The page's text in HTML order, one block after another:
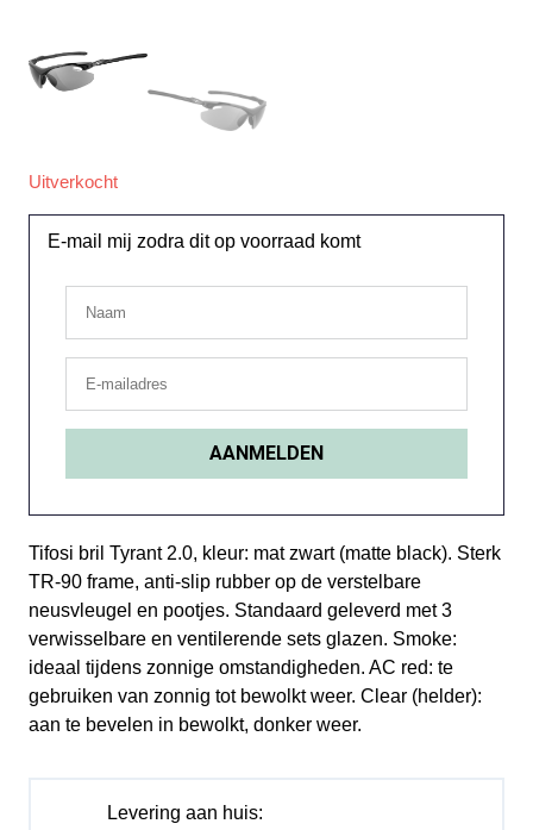
Uitverkocht
E-mail mij zodra dit op voorraad komt
Tifosi bril Tyrant 2.0, kleur: mat zwart (matte black). Sterk
TR-90 frame, anti-slip rubber op de verstelbare
neusvleugel en pootjes. Standaard geleverd met 3
verwisselbare en ventilerende sets glazen. Smoke:
ideaal tijdens zonnige omstandigheden. AC red: te
gebruiken van zonnig tot bewolkt weer. Clear (helder):
aan te bevelen in bewolkt, donker weer.
Levering aan huis: